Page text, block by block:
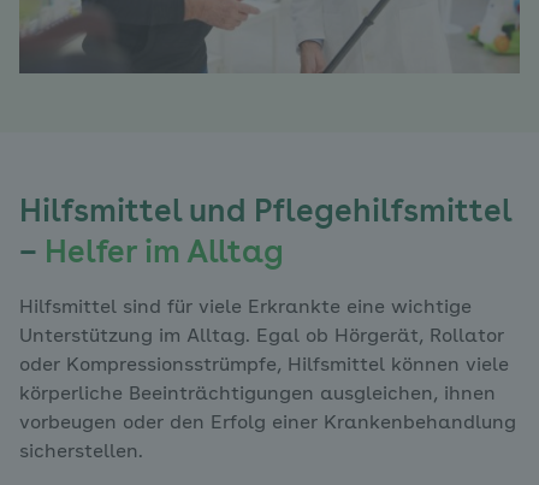
Hilfsmittel und Pflegehilfsmittel
– Helfer im Alltag
Hilfsmittel sind für viele Erkrankte eine wichtige
Unterstützung im Alltag. Egal ob Hörgerät, Rollator
oder Kompressionsstrümpfe, Hilfsmittel können viele
körperliche Beeinträchtigungen ausgleichen, ihnen
vorbeugen oder den Erfolg einer Krankenbehandlung
sicherstellen.